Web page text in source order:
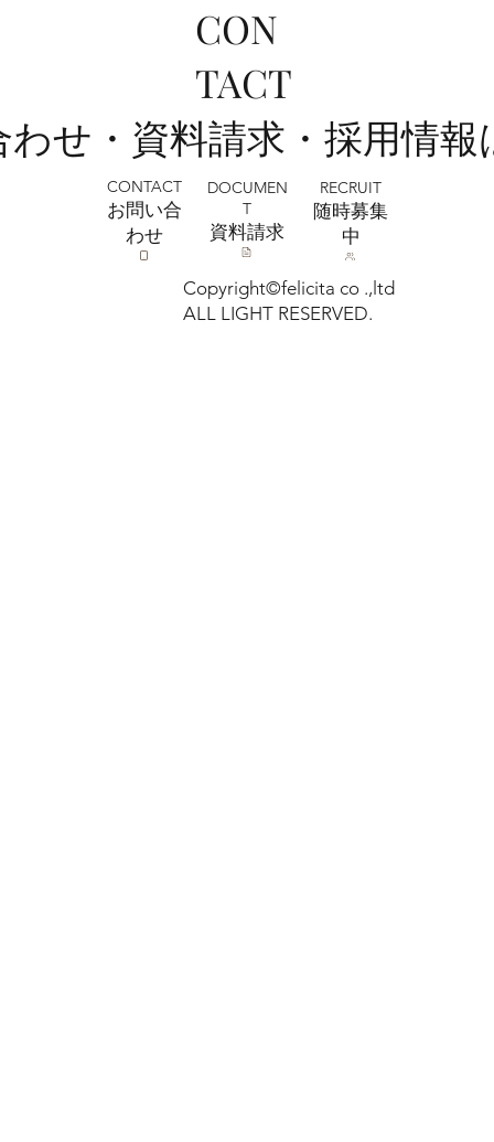
フォトウェディング前に準備するポイン
ト5選 撮影前にやっておきたいこと｜フ
ォトスタジオミルフィーユ浦和店
Copyright©felicita co .,ltd
ALL LIGHT RESERVED.
CON
TACT
せ・資料請求・採用情
CONTACT
お問い合
わせ
DOCUMEN
T
​資料請求
RECRUIT
​随時募集
中